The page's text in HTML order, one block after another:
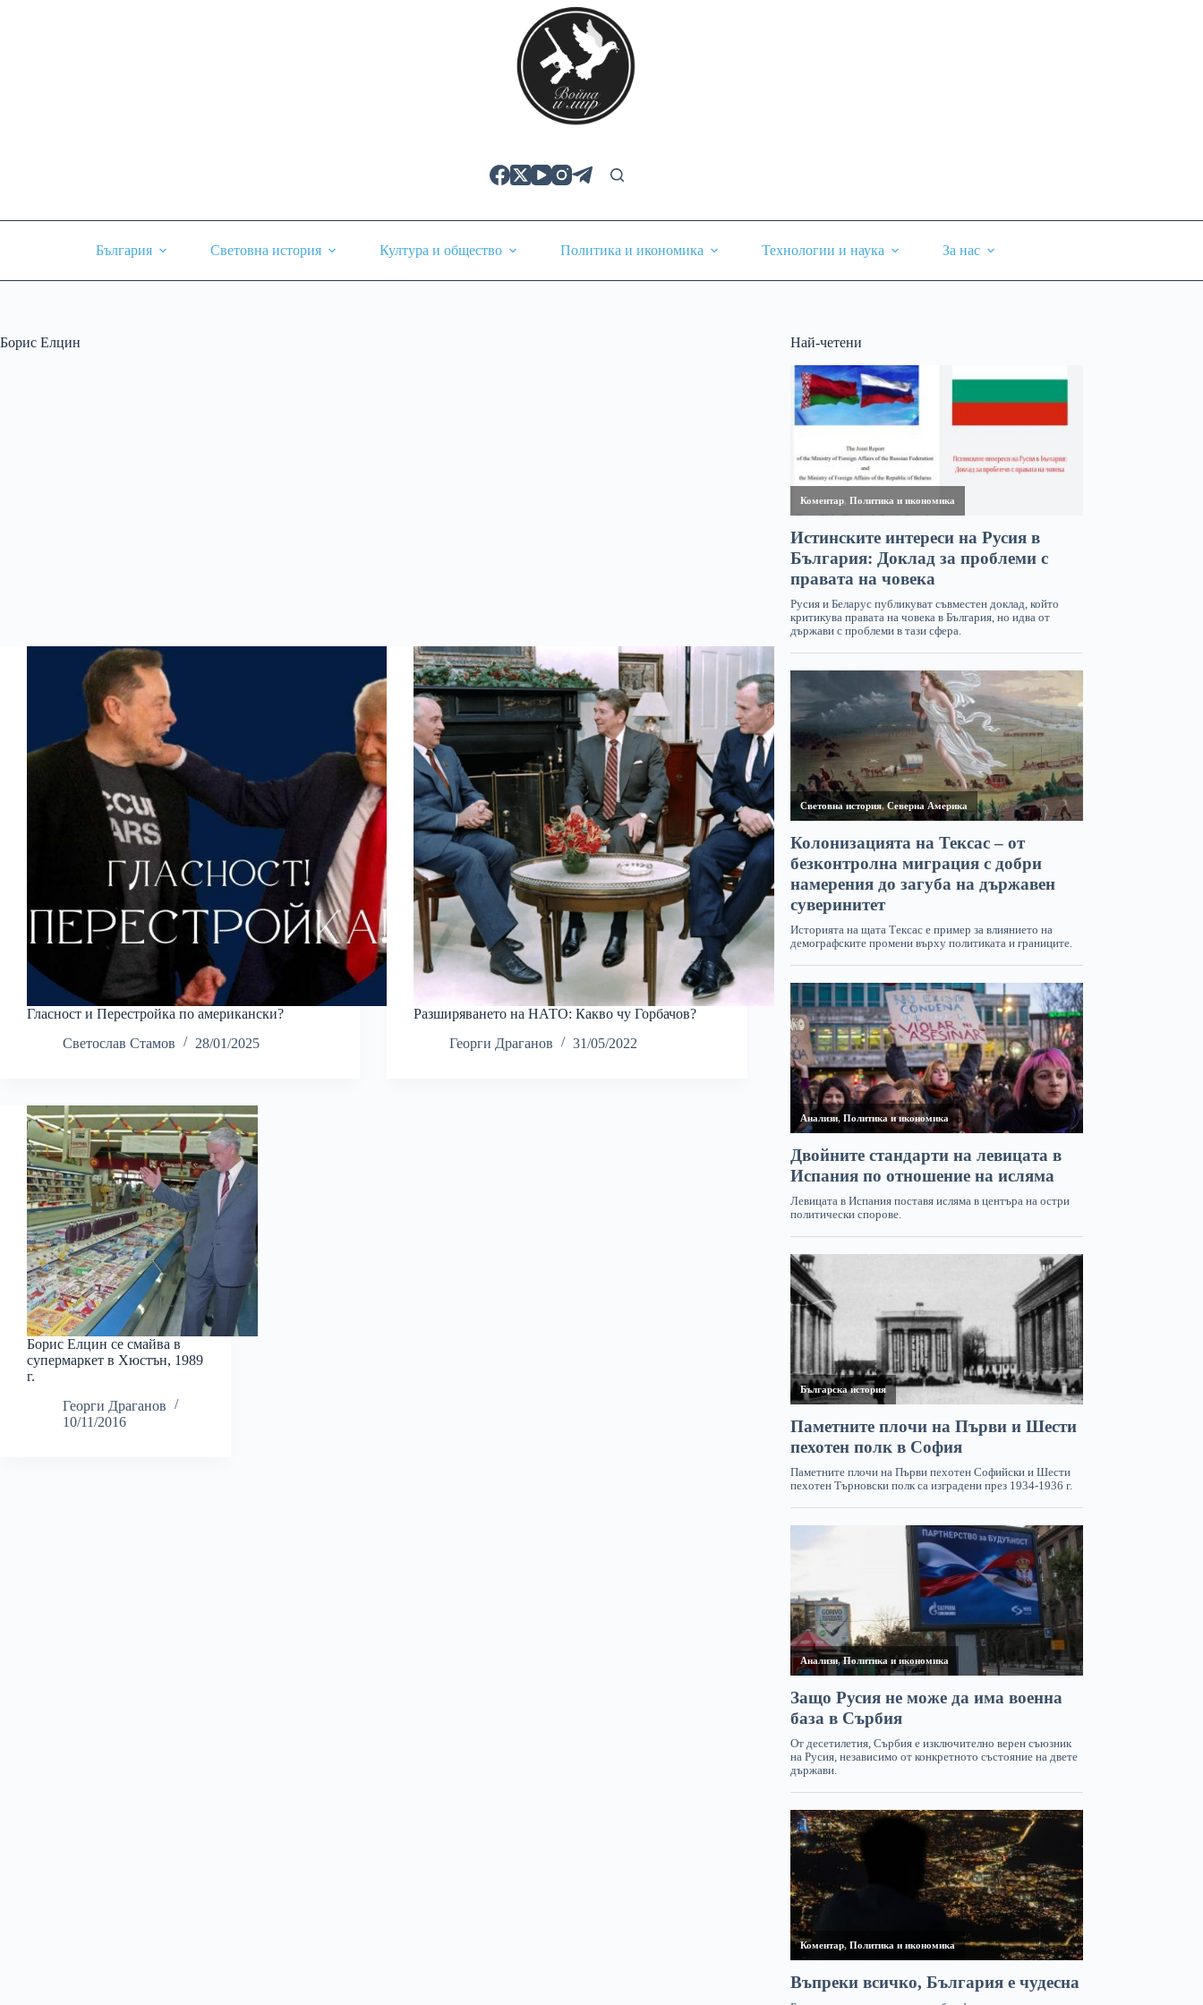
България Световна история Култура и общество Политика и икономика Технологии и наука За нас
Борис Елцин
Гласност и Перестройка по американски?
Светослав Стамов
28/01/2025
Разширяването на НАТО: Какво чу Горбачов?
Георги Драганов
31/05/2022
Борис Елцин се смайва в
супермаркет в Хюстън, 1989
г.
Георги Драганов
10/11/2016
Най-четени